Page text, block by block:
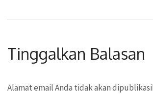
Tinggalkan Balasan
Alamat email Anda tidak akan